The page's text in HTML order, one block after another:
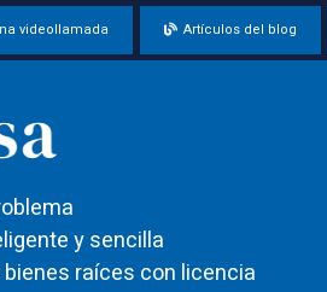
videollamada Artículos del blog
y sencilla
raíces con licencia